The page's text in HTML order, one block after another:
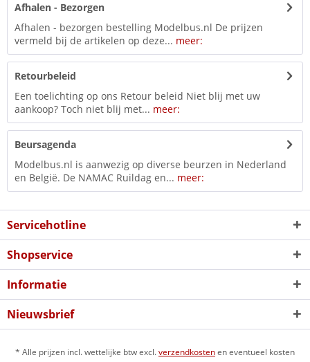
Afhalen - Bezorgen
Afhalen - bezorgen bestelling Modelbus.nl De prijzen
vermeld bij de artikelen op deze... meer:
Retourbeleid
Een toelichting op ons Retour beleid Niet blij met uw
aankoop? Toch niet blij met... meer:
Beursagenda
Modelbus.nl is aanwezig op diverse beurzen in Nederland
en België. De NAMAC Ruildag en... meer:
Servicehotline
Shopservice
Informatie
Nieuwsbrief
* Alle prijzen incl. wettelijke btw excl.verzendkostenen eventueel kosten